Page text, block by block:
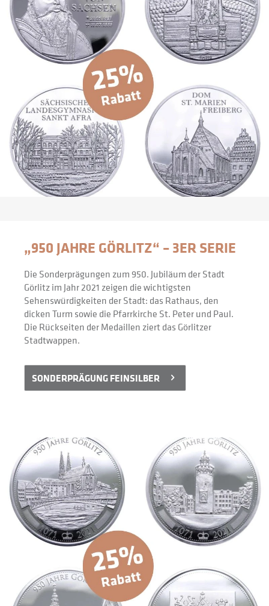
„950 JAHRE GÖRLITZ“ – 3ER SERIE
Die Sonderprägungen zum 950. Jubiläum der Stadt
Görlitz im Jahr 2021 zeigen die wichtigsten
Sehenswürdigkeiten der Stadt: das Rathaus, den
dicken Turm sowie die Pfarrkirche St. Peter und Paul.
Die Rückseiten der Medaillen ziert das Görlitzer
Stadtwappen.
SONDERPRÄGUNG FEINSILBER